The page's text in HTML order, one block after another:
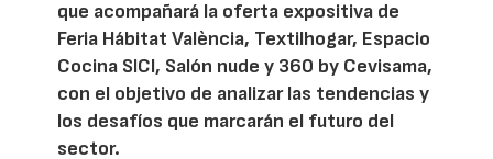
que acompañará la oferta expositiva de
Feria Hábitat València, Textilhogar, Espacio
Cocina SICI, Salón nude y 360 by Cevisama,
con el objetivo de analizar las tendencias y
los desafíos que marcarán el futuro del
sector.